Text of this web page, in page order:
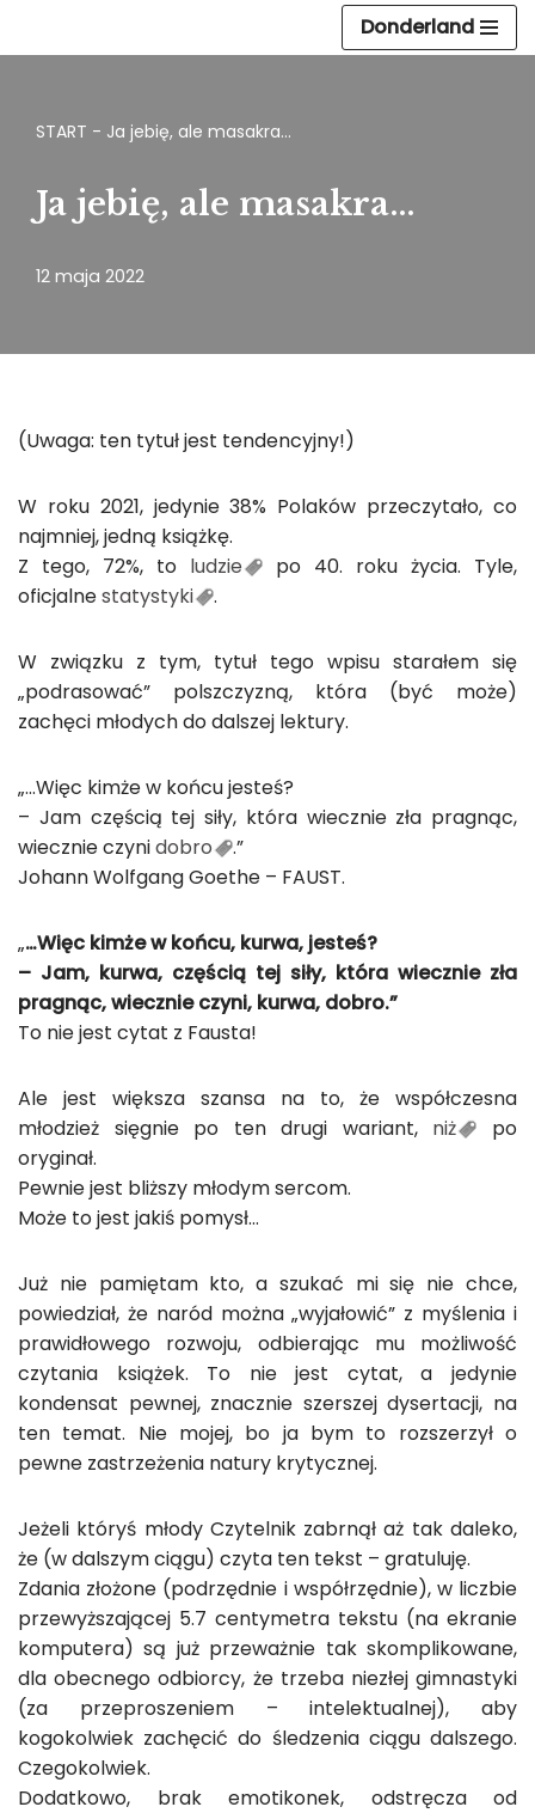
treści
Donderland
START - Ja jebię, ale masakra…
Ja jebię, ale masakra…
12 maja 2022
(Uwaga: ten tytuł jest tendencyjny!)
W roku 2021, jedynie 38% Polaków przeczytało, co
najmniej, jedną książkę.
Z tego, 72%, to ludzie
po 40. roku życia. Tyle,
oficjalnestatystyki .
W związku z tym, tytuł tego wpisu starałem się
„podrasować” polszczyzną, która (być może)
zachęci młodych do dalszej lektury.
„…Więc kimże w końcu jesteś?
– Jam częścią tej siły, która wiecznie zła pragnąc,
wiecznie czynidobro
.”
Johann Wolfgang Goethe – FAUST.
„…Więc kimże w końcu, kurwa, jesteś?
– Jam, kurwa, częścią tej siły, która wiecznie zła
pragnąc, wiecznie czyni, kurwa, dobro.”
To nie jest cytat z Fausta!
Ale jest większa szansa na to, że współczesna
młodzież sięgnie po ten drugi wariant, niż
po
oryginał.
Pewnie jest bliższy młodym sercom.
Może to jest jakiś pomysł…
Już nie pamiętam kto, a szukać mi się nie chce,
powiedział, że naród można „wyjałowić” z myślenia i
prawidłowego rozwoju, odbierając mu możliwość
czytania książek. To nie jest cytat, a jedynie
kondensat pewnej, znacznie szerszej dysertacji, na
ten temat. Nie mojej, bo ja bym to rozszerzył o
pewne zastrzeżenia natury krytycznej.
Jeżeli któryś młody Czytelnik zabrnął aż tak daleko,
że (w dalszym ciągu) czyta ten tekst – gratuluję.
Zdania złożone (podrzędnie i współrzędnie), w liczbie
przewyższającej 5.7 centymetra tekstu (na ekranie
komputera) są już przeważnie tak skomplikowane,
dla obecnego odbiorcy, że trzeba niezłej gimnastyki
(za przeproszeniem – intelektualnej), aby
kogokolwiek zachęcić do śledzenia ciągu dalszego.
Czegokolwiek.
Dodatkowo, brak emotikonek, odstręcza od